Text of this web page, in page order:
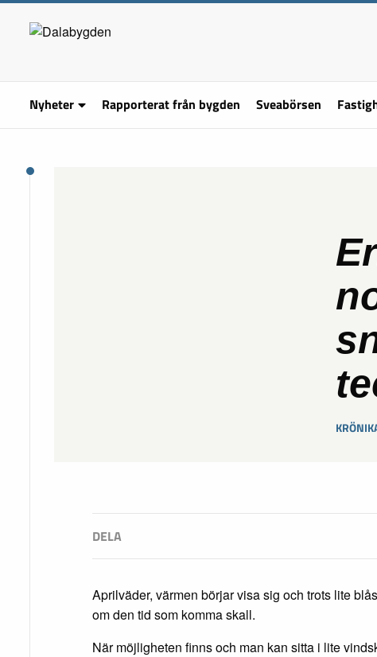
Nyheter Rapporterat från bygden Sveabörsen
Aprilväder, värmen börjar visa sig och trots lite
om den tid som komma skall.
När möjligheten finns och man kan sitta i lite